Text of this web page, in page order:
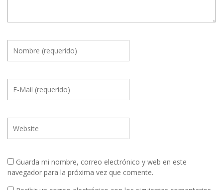
Guarda mi nombre, correo electrónico y web en este
navegador para la próxima vez que comente.